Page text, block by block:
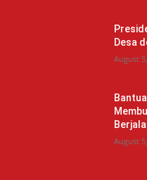
Desa
August
August